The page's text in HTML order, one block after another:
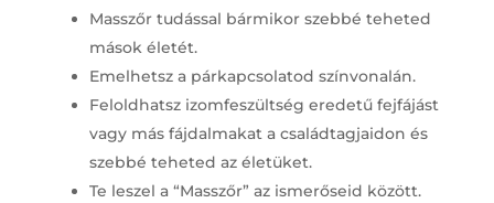
Masszőr tudással bármikor szebbé teheted
mások életét.
Emelhetsz a párkapcsolatod színvonalán.
Feloldhatsz izomfeszültség eredetű fejfájást
vagy más fájdalmakat a családtagjaidon és
szebbé teheted az életüket.
Te leszel a “Masszőr” az ismerőseid között.